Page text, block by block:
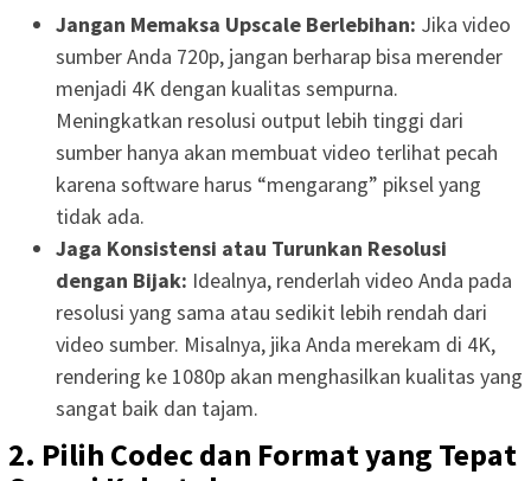
Jangan Memaksa Upscale Berlebihan: Jika video
sumber Anda 720p, jangan berharap bisa merender
menjadi 4K dengan kualitas sempurna.
Meningkatkan resolusi output lebih tinggi dari
sumber hanya akan membuat video terlihat pecah
karena software harus “mengarang” piksel yang
tidak ada.
Jaga Konsistensi atau Turunkan Resolusi
dengan Bijak: Idealnya, renderlah video Anda pada
resolusi yang sama atau sedikit lebih rendah dari
video sumber. Misalnya, jika Anda merekam di 4K,
rendering ke 1080p akan menghasilkan kualitas yang
sangat baik dan tajam.
2. Pilih Codec dan Format yang Tepat